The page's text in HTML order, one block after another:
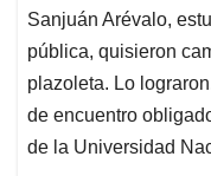
Sanjuán Arévalo,
pública, quisieron
plazoleta. Lo
de encuentro
de la Universidad